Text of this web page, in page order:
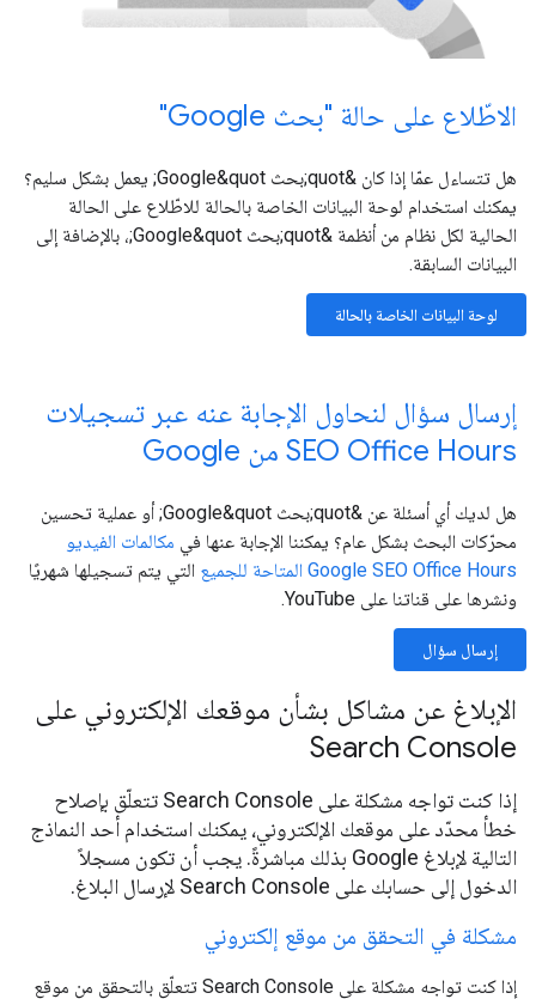
الاطّلاع على حالة "بحث Google"
هل تتساءل عمّا إذا كان &quot;بحث Google&quot; يعمل بشكل سليم؟
يمكنك استخدام لوحة البيانات الخاصة بالحالة للاطّلاع على الحالة
الحالية لكل نظام من أنظمة &quot;بحث Google&quot;، بالإضافة إلى
البيانات السابقة.
لوحة البيانات الخاصة بالحالة
إرسال سؤال لنحاول الإجابة عنه عبر تسجيلات
SEO Office Hours من Google
هل لديك أي أسئلة عن &quot;بحث Google&quot; أو عملية تحسين
محرّكات البحث بشكل عام؟ يمكننا الإجابة عنها في مكالمات الفيديو
Google SEO Office Hours المتاحة للجميع
التي يتم تسجيلها شهريًا
ونشرها على قناتنا على YouTube.
إرسال سؤال
الإبلاغ عن مشاكل بشأن موقعك الإلكتروني على
Search Console
إذا كنت تواجه مشكلة على Search Console تتعلّق بإصلاح
خطأ محدّد على موقعك الإلكتروني، يمكنك استخدام أحد النماذج
التالية لإبلاغ Google بذلك مباشرةً. يجب أن تكون مسجلاً
الدخول إلى حسابك على Search Console لإرسال البلاغ.
مشكلة في التحقق من موقع إلكتروني
إذا كنت تواجه مشكلة على Search Console تتعلّق بالتحقق من موقع